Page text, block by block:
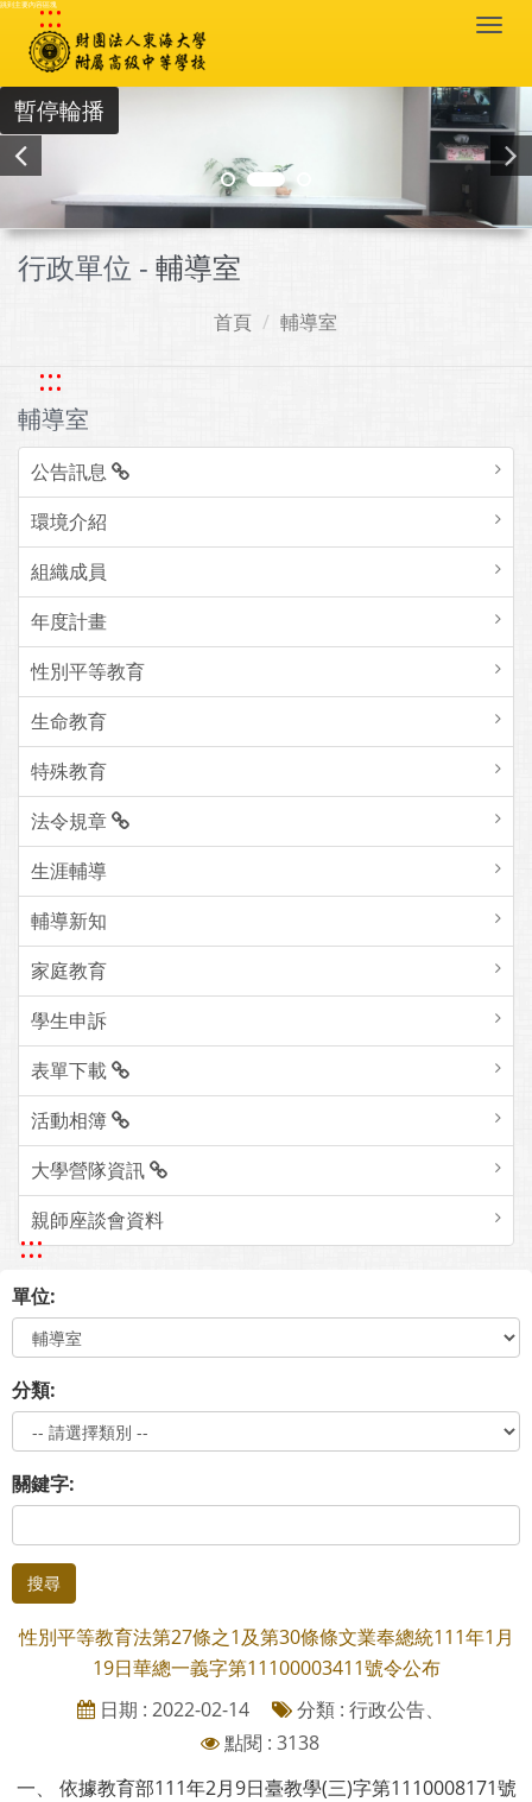
跳到主要內容區塊
:::
暫停輪播
行政單位 - 輔導室
首頁 輔導室
:::
輔導室
公告訊息
環境介紹
組織成員
年度計畫
性別平等教育
生命教育
特殊教育
法令規章
生涯輔導
輔導新知
家庭教育
學生申訴
表單下載
活動相簿
大學營隊資訊
親師座談會資料
:::
單位:
分類:
關鍵字:
搜尋
性別平等教育法第27條之1及第30條條文業奉總統111年1月
19日華總一義字第11100003411號令公布
日期 : 2022-02-14
分類 : 行政公告、
點閱 : 3138
一、 依據教育部111年2月9日臺教學(三)字第1110008171號